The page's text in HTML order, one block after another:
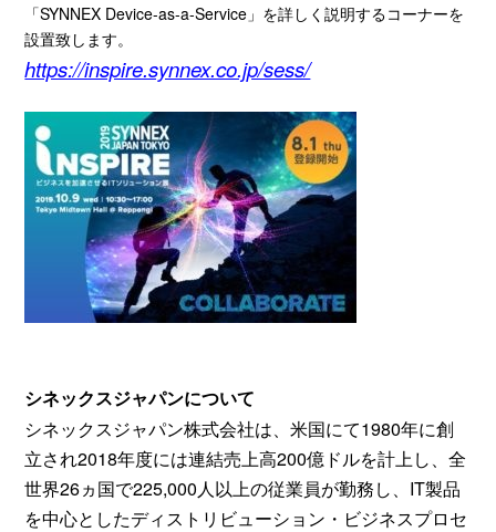
「SYNNEX Device-as-a-Service 」を詳しく説明するコーナーを
設置致します。
https://inspire.synnex.co.jp/sess/
シネックスジャパンについて
シネックスジャパン株式会社は、米国にて1980年に創
立され2018年度には連結売上高200億ドルを計上し、全
世界26ヵ国で225,000人以上の従業員が勤務し、IT製品
を中心としたディストリビューション・ビジネスプロセ